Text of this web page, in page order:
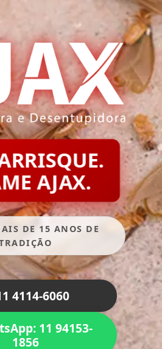
AJAX.
DE 15 ANOS DE
4114-6060
11 94153-
1856